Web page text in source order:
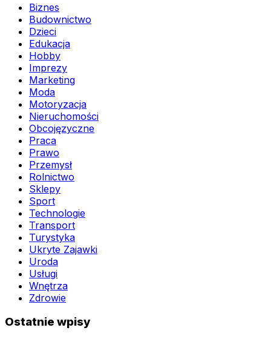
Biznes
Budownictwo
Dzieci
Edukacja
Hobby
Imprezy
Marketing
Moda
Motoryzacja
Nieruchomości
Obcojęzyczne
Praca
Prawo
Przemysł
Rolnictwo
Sklepy
Sport
Technologie
Transport
Turystyka
Ukryte Zajawki
Uroda
Usługi
Wnętrza
Zdrowie
Ostatnie wpisy